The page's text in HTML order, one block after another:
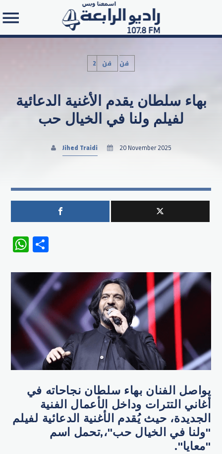
Search in the website:
2فن فن
بهاء سلطان يقدم الأغنية الدعائية
لفيلم ولنا في الخيال حب
Jihed Traidi 20 November 2025
WhatsApp
يواصل الفنان بهاء سلطان نجاحاته في
أغاني التترات وداخل الأعمال الفنية
الجديدة، حيث يُقدم الأغنية الدعائية لفيلم
"ولنا في الخيال حب"،,تحمل اسم
"معايا".